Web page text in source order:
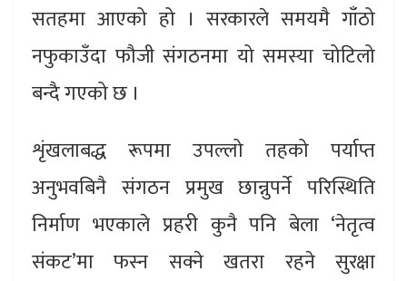
सतहमा आएको हो । सरकारले समयमै गाँठो
नफुकाउँदा फौजी संगठनमा यो समस्या चोटिलो
बन्दै गएको छ ।
शृंखलाबद्ध रूपमा उपल्लो तहको पर्याप्त
अनुभवबिनै संगठन प्रमुख छान्नुपर्ने परिस्थिति
निर्माण भएकाले प्रहरी कुनै पनि बेला ‘नेतृत्व
संकट’मा फस्न सक्ने खतरा रहने सुरक्षा